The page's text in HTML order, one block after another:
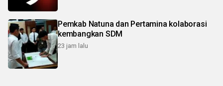
Pemkab Natuna dan Pertamina kolaborasi
kembangkan SDM
23 jam lalu